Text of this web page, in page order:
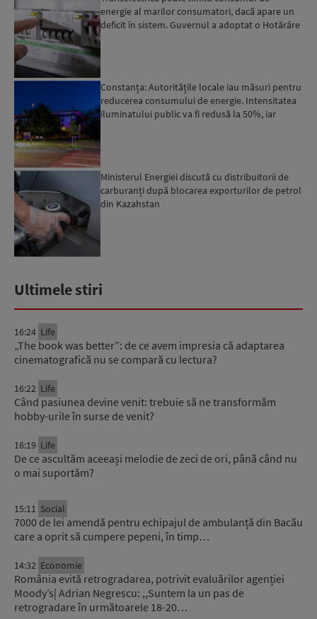
energie al marilor consumatori, dacă apare un
deficit în sistem. Guvernul a adoptat o Hotărâre
Constanța: Autoritățile locale iau măsuri pentru
reducerea consumului de energie. Intensitatea
iluminatului public va fi redusă la 50%, iar
Ministerul Energiei discută cu distribuitorii de
carburanți după blocarea exporturilor de petrol
din Kazahstan
Ultimele stiri
16:24 Life
„The book was better”: de ce avem impresia că adaptarea
cinematografică nu se compară cu lectura?
16:22 Life
Când pasiunea devine venit: trebuie să ne transformăm
hobby-urile în surse de venit?
16:19 Life
De ce ascultăm aceeași melodie de zeci de ori, până când nu
o mai suportăm?
15:11 Social
7000 de lei amendă pentru echipajul de ambulanță din Bacău
care a oprit să cumpere pepeni, în timp…
14:32 Economie
România evită retrogradarea, potrivit evaluărilor agenției
Moody’s| Adrian Negrescu: ,,Suntem la un pas de
retrogradare în următoarele 18-20…